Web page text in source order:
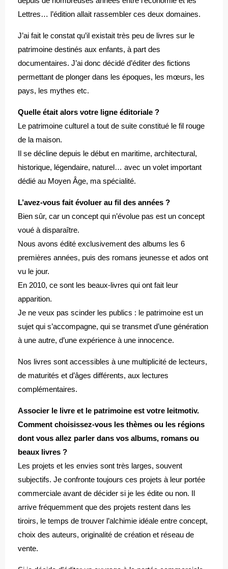
Lettres… l’édition allait rassembler ces deux domaines.
J’ai fait le constat qu’il existait très peu de livres sur le
patrimoine destinés aux enfants, à part des
documentaires. J’ai donc décidé d’éditer des fictions
permettant de plonger dans les époques, les mœurs, les
pays, les mythes etc.
Quelle était alors votre ligne éditoriale ?
Le patrimoine culturel a tout de suite constitué le fil rouge
de la maison.
Il se décline depuis le début en maritime, architectural,
historique, légendaire, naturel… avec un volet important
dédié au Moyen Âge, ma spécialité.
L’avez-vous fait évoluer au fil des années ?
Bien sûr, car un concept qui n’évolue pas est un concept
voué à disparaître.
Nous avons édité exclusivement des albums les 6
premières années, puis des romans jeunesse et ados ont
vu le jour.
En 2010, ce sont les beaux-livres qui ont fait leur
apparition.
Je ne veux pas scinder les publics : le patrimoine est un
sujet qui s’accompagne, qui se transmet d’une génération
à une autre, d’une expérience à une innocence.
Nos livres sont accessibles à une multiplicité de lecteurs,
de maturités et d’âges différents, aux lectures
complémentaires.
Associer le livre et le patrimoine est votre leitmotiv.
Comment choisissez-vous les thèmes ou les régions
dont vous allez parler dans vos albums, romans ou
beaux livres ?
Les projets et les envies sont très larges, souvent
subjectifs. Je confronte toujours ces projets à leur portée
commerciale avant de décider si je les édite ou non. Il
arrive fréquemment que des projets restent dans les
tiroirs, le temps de trouver l’alchimie idéale entre concept,
choix des auteurs, originalité de création et réseau de
vente.